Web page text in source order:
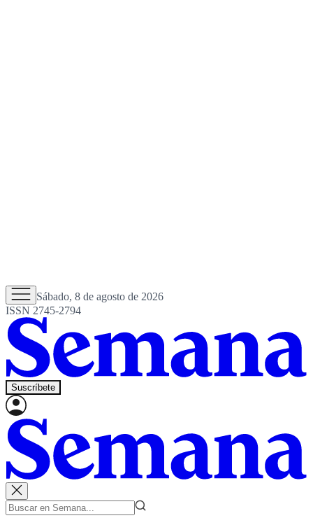
Sábado, 8 de agosto de 2026
ISSN 2745-2794
Suscríbete